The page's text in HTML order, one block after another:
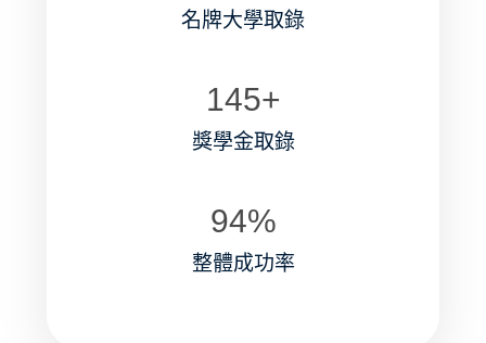
名牌大學取錄
獎學金取錄
145+
整體成功率
94%